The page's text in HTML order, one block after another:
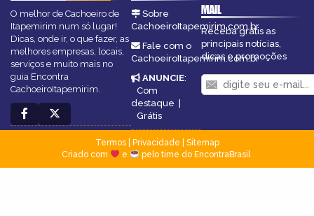
O melhor de Cachoeiro de
Itapemirim num só lugar!
Dicas, onde ir, o que fazer, as
melhores empresas, locais,
serviços e muito mais no
guia Encontra
CachoeiroItapemirim.
Sobre
CachoeiroItapemirim.com.br
Fale com o
CachoeiroItapemirim.com.br
ANUNCIE:
Com
destaque |
Grátis
MAIL
Receba grátis as
principais notícias,
dicas e promoções
Termos| Privacidade
Sitemap
Criado com
e pelo time do EncontraBrasil